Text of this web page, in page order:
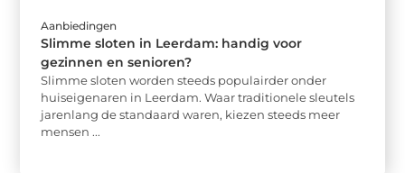
Aanbiedingen
Slimme sloten in Leerdam: handig voor
gezinnen en senioren?
Slimme sloten worden steeds populairder onder
huiseigenaren in Leerdam. Waar traditionele sleutels
jarenlang de standaard waren, kiezen steeds meer
mensen ...